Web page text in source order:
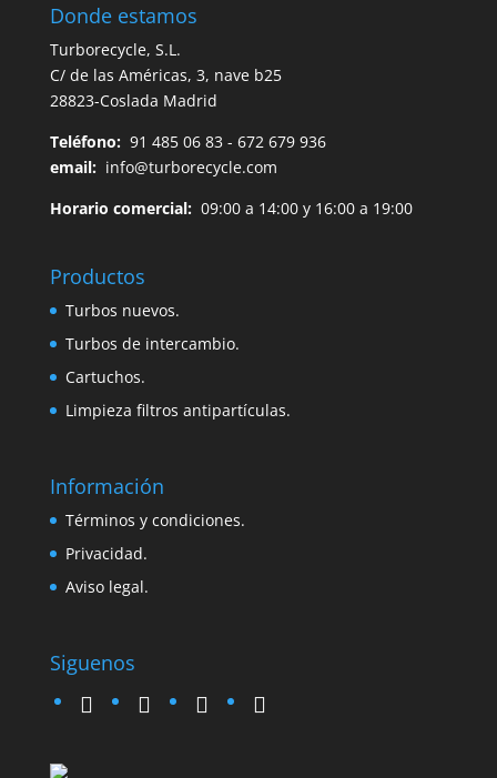
Donde estamos
Turborecycle, S.L.
C/ de las Américas, 3, nave b25
28823-Coslada Madrid
Teléfono: 91 485 06 83 - 672 679 936
email: info@turborecycle.com
Horario comercial:09:00 a 14:00 y 16:00 a 19:00
Productos
Turbos nuevos.
Turbos de intercambio.
Cartuchos.
Limpieza filtros antipartículas.
Información
Términos y condiciones.
Privacidad.
Aviso legal.
Siguenos
twitter instagramfacebook google